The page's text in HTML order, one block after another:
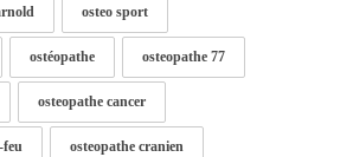
osteo sport
ostéopathe osteopathe 77
osteopathe cancer
feu osteopathe cranien